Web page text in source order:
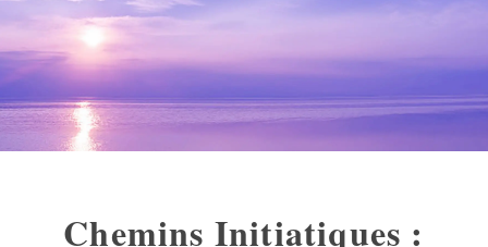
Chemins Initiatiques :